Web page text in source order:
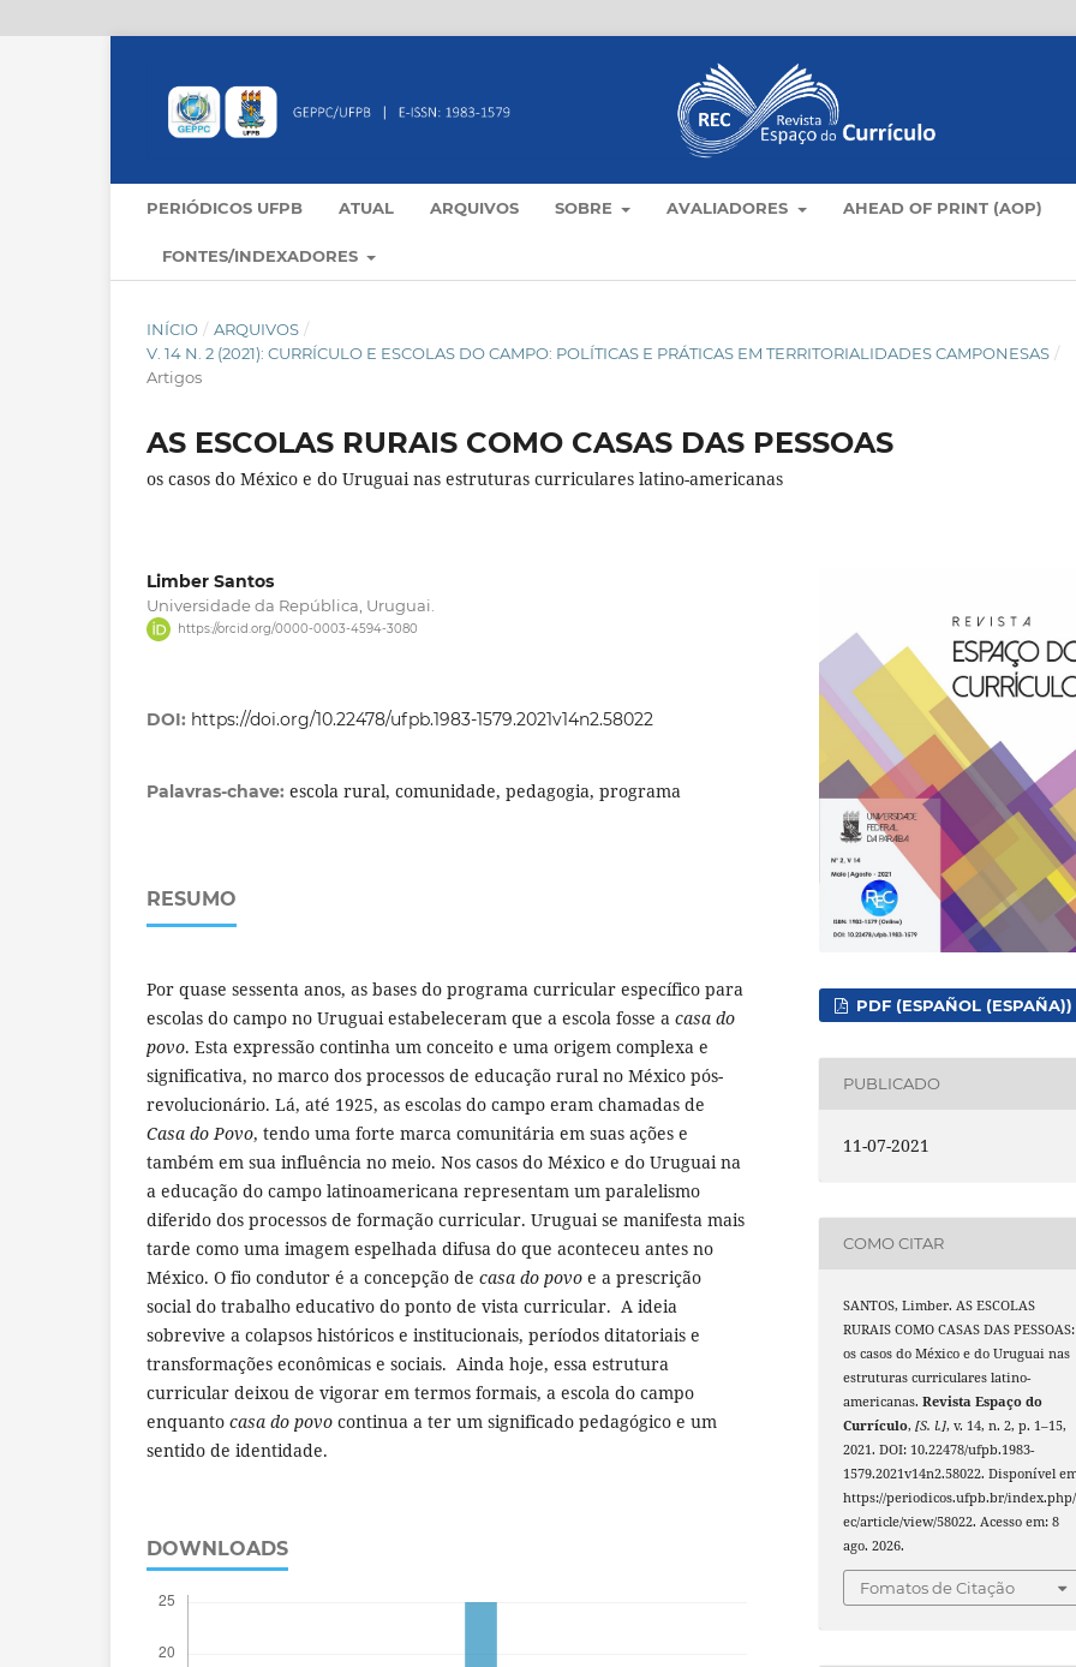
PERIÓDICOS UFPB ATUAL ARQUIVOS SOBRE AVALIADORES AHEAD OF PRINT (AOP)
FONTES/INDEXADORES
INÍCIO / ARQUIVOS /
V. 14 N. 2 (2021): CURRÍCULO E ESCOLAS DO CAMPO: POLÍTICAS E PRÁTICAS EM TERRITORIALIDADES CAMPONESAS /
Artigos
AS ESCOLAS RURAIS COMO CASAS DAS PESSOAS
os casos do México e do Uruguai nas estruturas curriculares latino-americanas
Limber Santos
Universidade da República, Uruguai.
https://orcid.org/0000-0003-4594-3080
DOI: https://doi.org/10.22478/ufpb.1983-1579.2021v14n2.58022
Palavras-chave: escola rural, comunidade, pedagogia, programa
RESUMO
Por quase sessenta anos, as bases do programa curricular específico para
escolas do campo no Uruguai estabeleceram que a escola fosse a casa do
povo. Esta expressão continha um conceito e uma origem complexa e
significativa, no marco dos processos de educação rural no México pós-
revolucionário. Lá, até 1925, as escolas do campo eram chamadas de
Casa do Povo, tendo uma forte marca comunitária em suas ações e
também em sua influência no meio. Nos casos do México e do Uruguai na
a educação do campo latinoamericana representam um paralelismo
diferido dos processos de formação curricular. Uruguai se manifesta mais
tarde como uma imagem espelhada difusa do que aconteceu antes no
México. O fio condutor é a concepção de casa do povo e a prescrição
social do trabalho educativo do ponto de vista curricular. A ideia
sobrevive a colapsos históricos e institucionais, períodos ditatoriais e
transformações econômicas e sociais. Ainda hoje, essa estrutura
curricular deixou de vigorar em termos formais, a escola do campo
enquanto casa do povo continua a ter um significado pedagógico e um
sentido de identidade.
DOWNLOADS
PDF (ESPAÑOL (ESPAÑA))
PUBLICADO
11-07-2021
COMO CITAR
SANTOS, Limber. AS ESCOLAS
RURAIS COMO CASAS DAS PESSOAS:
os casos do México e do Uruguai nas
estruturas curriculares latino-
americanas.Revista Espaço do
Currículo,[S. l.], v. 14, n. 2, p. 1–15,
2021. DOI: 10.22478/ufpb.1983-
1579.2021v14n2.58022. Disponível
https://periodicos.ufpb.br/
ec/article/view/58022. Acesso em: 8
ago. 2026.
Fomatos de Citação